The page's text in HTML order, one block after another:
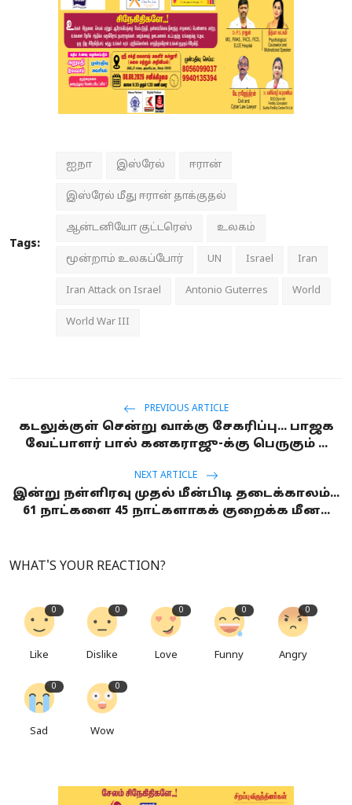
Tags:
ஐநா இஸ்ரேல் ஈரான்
இஸ்ரேல் மீது ஈரான் தாக்குதல்
ஆன்டனியோ குட்டரெஸ் உலகம்
மூன்றாம் உலகப்போர் UN Israel Iran
Iran Attack on Israel Antonio Guterres World
World War III
PREVIOUS ARTICLE
கடலுக்குள் சென்று வாக்கு சேகரிப்பு... பாஜக
வேட்பாளர் பால் கனகராஜு-க்கு பெருகும் ...
NEXT ARTICLE
இன்று நள்ளிரவு முதல் மீன்பிடி தடைக்காலம்...
61 நாட்களை 45 நாட்களாகக் குறைக்க மீன...
WHAT'S YOUR REACTION?
0
Like
0
Dislike
0
Love
0
Funny
0
Angry
0
Sad
0
Wow